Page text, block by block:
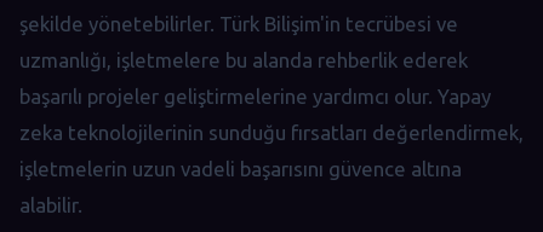
şekilde yönetebilirler. Türk Bilişim'in tecrübesi ve
uzmanlığı, işletmelere bu alanda rehberlik ederek
başarılı projeler geliştirmelerine yardımcı olur. Yapay
zeka teknolojilerinin sunduğu fırsatları değerlendirmek,
işletmelerin uzun vadeli başarısını güvence altına
alabilir.